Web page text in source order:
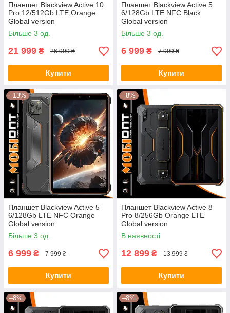
Планшет Blackview Active 10
Pro 12/512Gb LTE Orange
Global version
Більше 3 од.
21 999 ₴ 26 999 ₴
Купити
Планшет Blackview Active 5
6/128Gb LTE NFC Black
Global version
Більше 3 од.
6 999 ₴ 7 999 ₴
Купити
–13%
Планшет Blackview Active 5
6/128Gb LTE NFC Orange
Global version
Більше 3 од.
6 999 ₴ 7 999 ₴
Купити
–8%
Планшет Blackview Active 8
Pro 8/256Gb Orange LTE
Global version
В наявності
12 899 ₴ 13 999 ₴
Купити
–8% –8%